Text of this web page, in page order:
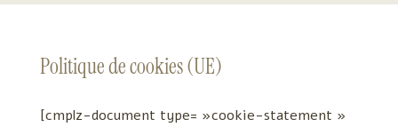
Politique de cookies (UE)
[cmplz-document type= »cookie-statement »